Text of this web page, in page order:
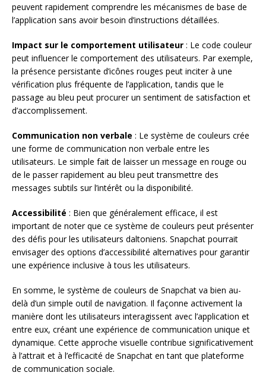
peuvent rapidement comprendre les mécanismes de base de
l’application sans avoir besoin d’instructions détaillées.
Impact sur le comportement utilisateur : Le code couleur
peut influencer le comportement des utilisateurs. Par exemple,
la présence persistante d’icônes rouges peut inciter à une
vérification plus fréquente de l’application, tandis que le
passage au bleu peut procurer un sentiment de satisfaction et
d’accomplissement.
Communication non verbale : Le système de couleurs crée
une forme de communication non verbale entre les
utilisateurs. Le simple fait de laisser un message en rouge ou
de le passer rapidement au bleu peut transmettre des
messages subtils sur l’intérêt ou la disponibilité.
Accessibilité : Bien que généralement efficace, il est
important de noter que ce système de couleurs peut présenter
des défis pour les utilisateurs daltoniens. Snapchat pourrait
envisager des options d’accessibilité alternatives pour garantir
une expérience inclusive à tous les utilisateurs.
En somme, le système de couleurs de Snapchat va bien au-
delà d’un simple outil de navigation. Il façonne activement la
manière dont les utilisateurs interagissent avec l’application et
entre eux, créant une expérience de communication unique et
dynamique. Cette approche visuelle contribue significativement
à l’attrait et à l’efficacité de Snapchat en tant que plateforme
de communication sociale.